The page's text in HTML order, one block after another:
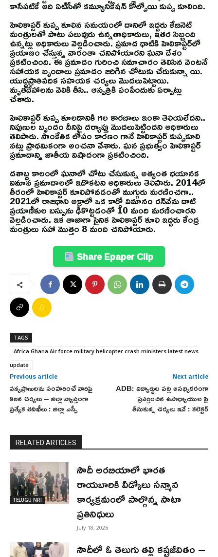
కాసేపటికే అది ఏటీసీతో కమ్యూనికేషన్ కోల్పోయి కుప్ప కూలింది.
హెలికాప్టర్ కుప్ప కూలిన సమయంలో దానిలో ఇద్దరు కేబినెట్
మంత్రులతో పాటు పలువురు ఉన్నతాధికారులు, ఇతర సిబ్బంది
ఉన్నట్లు అధికారులు వెల్లడించారు. ప్రమాద ధాటికి హెలికాప్టర్‌లో
ప్రయాణం చేస్తున్న వారంతా చనిపోయారని ఘనా దేశం
ప్రకటించింది. ఈ ప్రమాదం గురించి సమాచారం తెలిసిన వెంటనే
సహాయక బృందాలు ప్రమాదం జరిగిన చోటుకు చేరుకున్నా యి.
యుద్ధప్రాతిపదిక సహయక చర్యలు మొదలుపెట్టాయి.
మృతదేహాలను వెలికి తీసి.. ఆస్పత్రికి పంపేందుకు ఏర్పాట్లు
చేశారు.
హెలికాప్టర్ కుప్ప కూలడానికి గల కారణాలు ఇంకా తెలియలేదని..
నిపుణుల బృందం దీనిపై దర్యాప్తు మొదలుపెట్టిందని అధికారులు
తెలిపారు. సాంకేతిక లోపం కారణం గానే హెలికాప్టర్ కుప్పకూలి
నట్లు ప్రాథమికంగా అంచనా వేశారు. ఘన ప్రభుత్వం హెలికాప్టర్
ప్రమాదాన్ని జాతీయ విషాదంగా ప్రకటించింది.
దశాబ్ద కాలంలో ఘనాలో చోటు చేసుకున్న అత్యంత భయానక
విమాన ప్రమాదాలలో ఇదొకటని అధికారులు తెలిపారు. 2014లో
తీరంలో హెలికాప్టర్ కూలిపోవడంతో ముగ్గురు మరణించగా..
2021లో రాజధాని అక్రాలో ఒక కార్గో విమానం రన్‌వేను దాటి
ప్రయాణీకుల బస్సును ఢీకొట్టడంతో 10 మంది మరణించారని
వెల్లడించారు. ఇక తాజాగా సైనిక హెలికాప్టర్ కూలి ఇద్దరు కేంద్ర
మంత్రులు సహా మొత్తం 8 మంది చనిపోయారు.
Share Epaper Clip
TAGS
Africa Ghana Air force military helicopter crash ministers latest news
update
Previous article
వన్యప్రాణులను సంహరించే వారిపై
కఠిన చర్యలు – జిల్లా వ్యాప్తంగా
ప్రత్యేక తనిఖీలు : జిల్లా ఎస్పీ
Next article
ADB: విద్యార్థుల పట్ల అసభ్యకరంగా
ప్రవర్తించిన ఉపాధ్యాయుల పై
తీసుకున్న చర్యలు ఇవే : కలెక్టర్
RELATED ARTICLES
TELUGU NRI
సౌదీ అరబియాలో భారత
రాయబారికి వీడ్కోలు సన్మాన
కార్యక్రమంలో పాల్గొన్న సాటా
ప్రతినిధులు
July 18, 2026
సౌదీలో ఓ తెలుగు తల్లి కష్టజీవితం –